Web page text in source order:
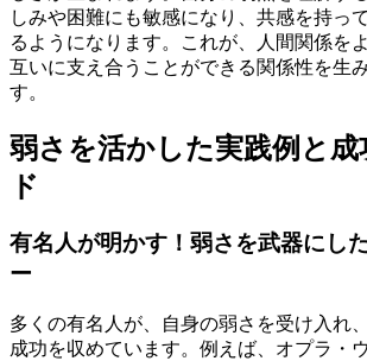
しみや困難にも敏感になり、共感を持っ
るようになります。これが、人間関係を
互いに支え合うことができる関係性を生
す。
弱さを活かした実践例と
ド
有名人が明かす！弱さを武器にし
ー
多くの有名人が、自身の弱さを受け入れ
成功を収めています。例えば、オプラ・